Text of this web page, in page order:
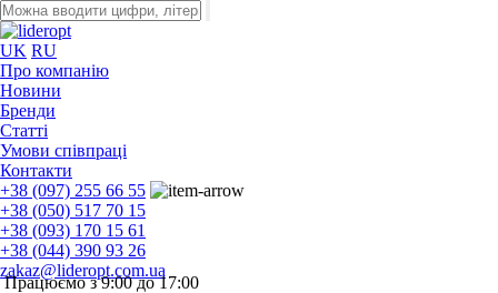
UK RU
Про компанію
Новини
Бренди
Статті
Умови співпраці
Контакти
+38 (097) 255 66 55
+38 (050) 517 70 15
+38 (093) 170 15 61
+38 (044) 390 93 26
zakaz@lideropt.com.ua
Працюємо з 9:00 до 17:00